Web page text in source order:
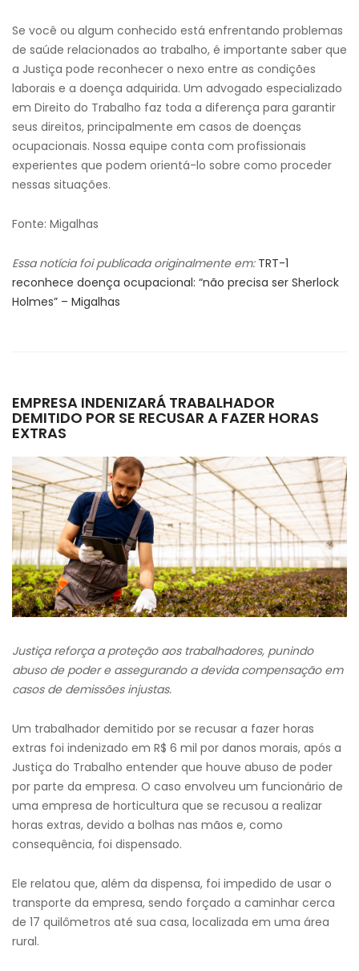
Se você ou algum conhecido está enfrentando problemas
de saúde relacionados ao trabalho, é importante saber que
a Justiça pode reconhecer o nexo entre as condições
laborais e a doença adquirida. Um advogado especializado
em Direito do Trabalho faz toda a diferença para garantir
seus direitos, principalmente em casos de doenças
ocupacionais. Nossa equipe conta com profissionais
experientes que podem orientá-lo sobre como proceder
nessas situações.
Fonte: Migalhas
Essa notícia foi publicada originalmente em: TRT-1
reconhece doença ocupacional: “não precisa ser Sherlock
Holmes” – Migalhas
EMPRESA INDENIZARÁ TRABALHADOR
DEMITIDO POR SE RECUSAR A FAZER HORAS
EXTRAS
Justiça reforça a proteção aos trabalhadores, punindo
abuso de poder e assegurando a devida compensação em
casos de demissões injustas.
Um trabalhador demitido por se recusar a fazer horas
extras foi indenizado em R$ 6 mil por danos morais, após a
Justiça do Trabalho entender que houve abuso de poder
por parte da empresa. O caso envolveu um funcionário de
uma empresa de horticultura que se recusou a realizar
horas extras, devido a bolhas nas mãos e, como
consequência, foi dispensado.
Ele relatou que, além da dispensa, foi impedido de usar o
transporte da empresa, sendo forçado a caminhar cerca
de 17 quilômetros até sua casa, localizada em uma área
rural.